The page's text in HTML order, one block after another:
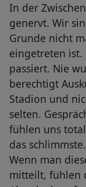
In der
genervt. Wir
Grunde nicht
eingetreten ist.
passiert. Nie
berechtigt
Stadion und
selten.
fühlen uns
das schlimmste.
Wenn man
mitteilt, fühlen